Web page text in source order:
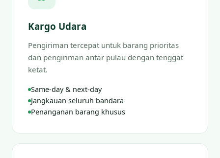
Kargo Udara
Pengiriman tercepat untuk barang prioritas
dan pengiriman antar pulau dengan tenggat
ketat.
Same-day & next-day
Jangkauan seluruh bandara
Penanganan barang khusus